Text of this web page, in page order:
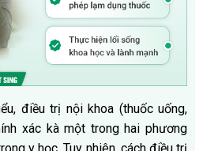
điều trị nội khoa (thuốc uống,
xác kà một trong hai phương